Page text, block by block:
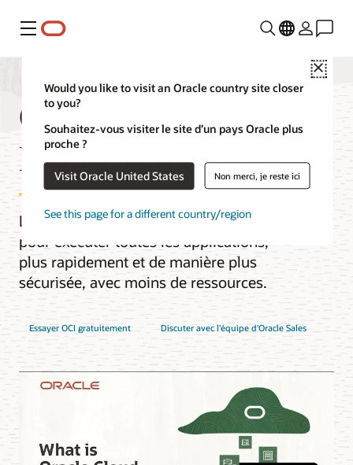
Menu
Close
Would you like to visit an Oracle country site closer
to you?
Souhaitez-vous visiter le site d’un pays Oracle plus
proche ?
Visit Oracle United States Non merci, je reste ici
See this page for a different country/region
Oracle Cloud
Infrastructure (OCI)
Le cloud nouvelle génération conçu
pour exécuter toutes les applications,
plus rapidement et de manière plus
sécurisée, avec moins de ressources.
Essayer OCI gratuitement Discuter avec l'équipe d'Oracle Sales